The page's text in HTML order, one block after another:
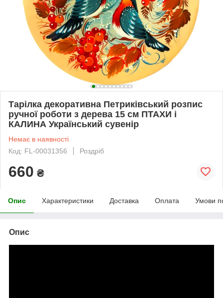
Тарілка декоративна Петриківський розпис
ручної роботи з дерева 15 см ПТАХИ і
КАЛИНА Український сувенір
Немає в наявності
Код: FL-00031356
Роздріб
660 ₴
Опис Характеристики Доставка Оплата Умови
Опис